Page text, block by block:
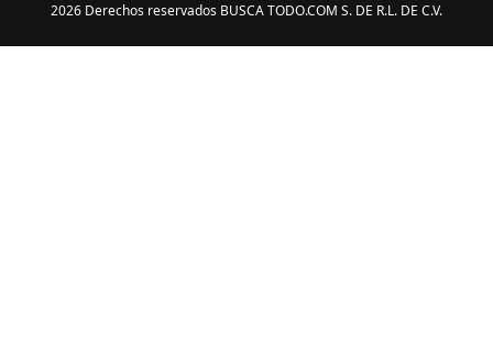
2026 Derechos reservados BUSCA TODO.COM S. DE R.L. DE C.V.